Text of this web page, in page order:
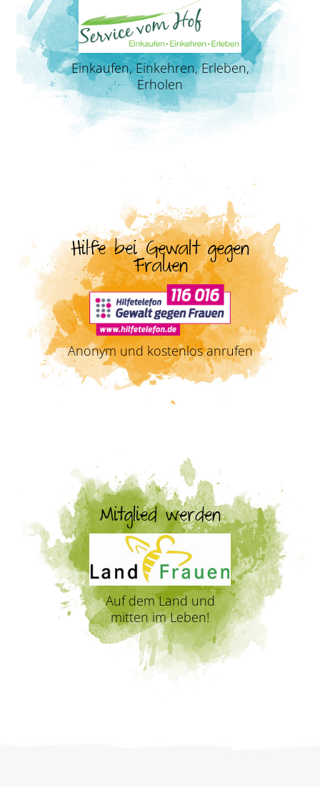
Einkaufen, Einkehren, Erleben,
Erholen
Hilfe bei Gewalt gegen
Frauen
Anonym und kostenlos anrufen
Mitglied werden
Auf dem Land und
mitten im Leben!